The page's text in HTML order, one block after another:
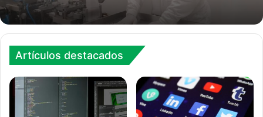
Artículos destacados